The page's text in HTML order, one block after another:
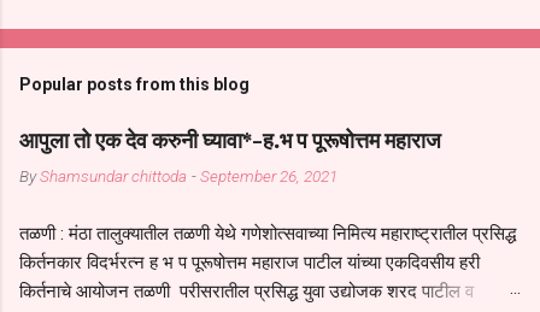
Popular posts from this blog
आपुला तो एक देव करुनी घ्यावा*-ह.भ प पूरूषोत्तम महाराज
ByShamsundar chittoda -September 26, 2021
तळणी : मंठा तालुक्यातील तळणी येथे गणेशोत्सवाच्या निमित्य महाराष्ट्रातील प्रसिद्ध
किर्तनकार विदर्भरत्न ह भ प पूरूषोत्तम महाराज पाटील यांच्या एकदिवसीय हरी
किर्तनाचे आयोजन तळणी परीसरातील प्रसिद्ध युवा उद्योजक शरद पाटील व